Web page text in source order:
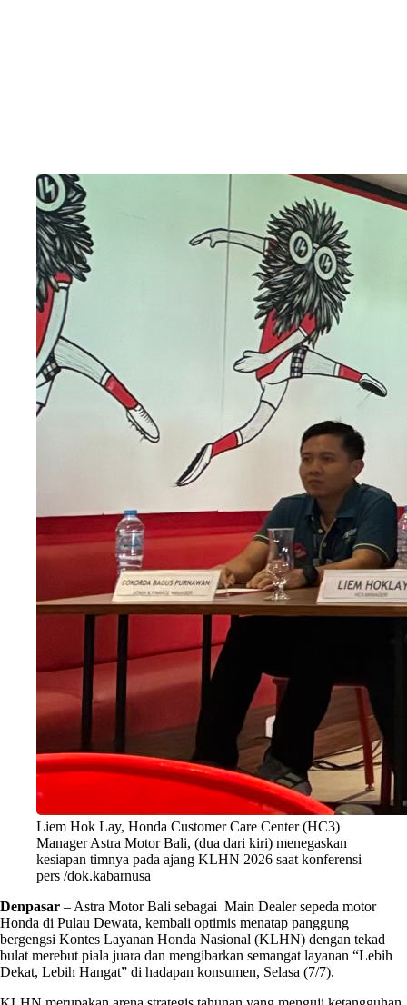
Liem Hok Lay, Honda Customer Care Center (HC3)
Manager Astra Motor Bali, (dua dari kiri) menegaskan
kesiapan timnya pada ajang KLHN 2026 saat konferensi
pers /dok.kabarnusa
Denpasar – Astra Motor Bali sebagai Main Dealer sepeda motor
Honda di Pulau Dewata, kembali optimis menatap panggung
bergengsi Kontes Layanan Honda Nasional (KLHN) dengan tekad
bulat merebut piala juara dan mengibarkan semangat layanan “Lebih
Dekat, Lebih Hangat” di hadapan konsumen, Selasa (7/7).